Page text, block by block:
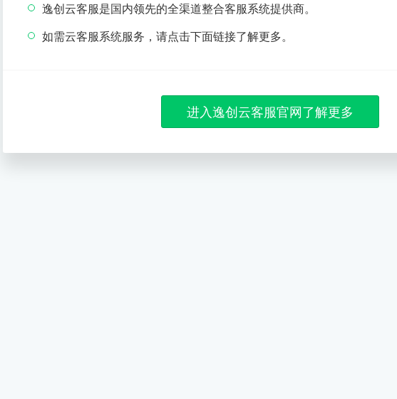
逸创云客服是国内领先的全渠道整合客服系统提供商。
如需云客服系统服务，请点击下面链接了解更多。
进入逸创云客服官网了解更多